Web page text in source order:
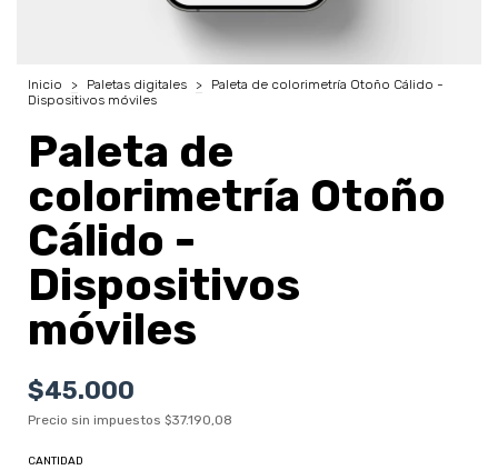
Inicio > Paletas digitales >
Paleta de colorimetría Otoño Cálido -
Dispositivos móviles
Paleta de
colorimetría Otoño
Cálido -
Dispositivos
móviles
$45.000
Precio sin impuestos $37.190,08
CANTIDAD